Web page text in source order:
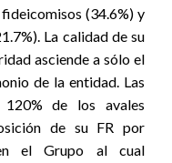
(34.6%) y
La calidad de su
asciende a sólo el
de la entidad. Las
120% de los avales
de su FR por
el Grupo al cual